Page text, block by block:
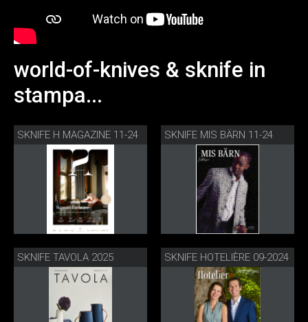
world-of-knives & sknife in
stampa...
SKNIFE H MAGAZINE 11-24 SKNIFE MIS BÄRN 11-24
SKNIFE TAVOLA 2025 SKNIFE HOTELIÈRE 09-2024